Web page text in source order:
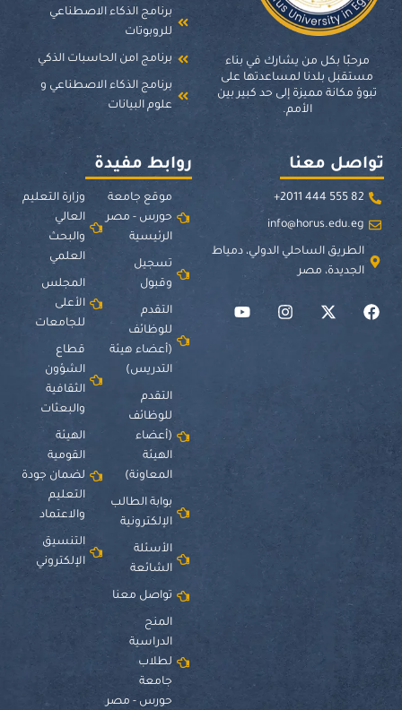
مرحبًا بكل من يشارك في بناء
مستقبل بلدنا لمساعدتها على
تبوؤ مكانة مميزة إلى حد كبير بين
الأمم.
برنامج الذكاء الاصطناعي
للروبوتات
برنامج امن الحاسبات الذكي
برنامج الذكاء الاصطناعي و
علوم البيانات
تواصل معنا
82 555 444 2011+
info@horus.edu.eg
الطريق الساحلي الدولي، دمياط
الجديدة، مصر
روابط مفيدة
موقع جامعة
حورس - مصر
الرئيسية
تسجيل
وقبول
التقدم
للوظائف
(أعضاء هيئة
التدريس)
التقدم
للوظائف
(أعضاء
الهيئة
المعاونة)
بوابة الطالب
الإلكترونية
الأسئلة
الشائعة
تواصل معنا
المنح
الدراسية
لطلاب
جامعة
حورس - مصر
وزارة التعليم
العالي
والبحث
العلمي
المجلس
الأعلى
للجامعات
قطاع
الشؤون
الثقافية
والبعثات
الهيئة
القومية
لضمان جودة
التعليم
والاعتماد
التنسيق
الإلكتروني